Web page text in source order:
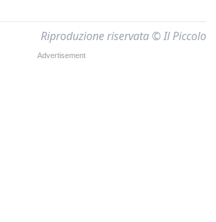
Riproduzione riservata © Il Piccolo